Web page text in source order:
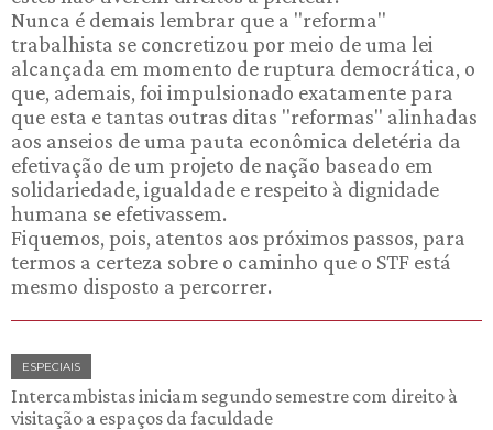
Nunca é demais lembrar que a "reforma"
trabalhista se concretizou por meio de uma lei
alcançada em momento de ruptura democrática, o
que, ademais, foi impulsionado exatamente para
que esta e tantas outras ditas "reformas" alinhadas
aos anseios de uma pauta econômica deletéria da
efetivação de um projeto de nação baseado em
solidariedade, igualdade e respeito à dignidade
humana se efetivassem.
Fiquemos, pois, atentos aos próximos passos, para
termos a certeza sobre o caminho que o STF está
mesmo disposto a percorrer.
ESPECIAIS
Intercambistas iniciam segundo semestre com direito à
visitação a espaços da faculdade